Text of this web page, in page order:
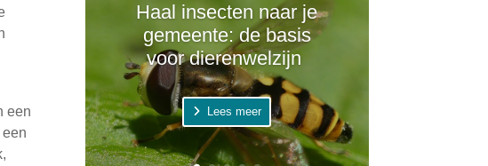
een
Haal insecten naar je
gemeente: de basis
voor dierenwelzijn
Lees meer